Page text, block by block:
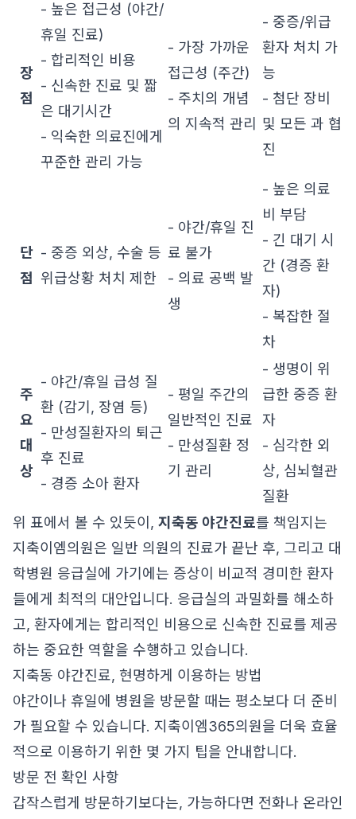
장
점
- 높은 접근성 (야간/
휴일 진료)
- 합리적인 비용
- 신속한 진료 및 짧
은 대기시간
- 익숙한 의료진에게
꾸준한 관리 가능
- 가장 가까운
접근성 (주간)
- 주치의 개념
의 지속적 관리
- 중증/위급
환자 처치 가
능
- 첨단 장비
및 모든 과 협
진
단
점
- 중증 외상, 수술 등
위급상황 처치 제한
- 야간/휴일 진
료 불가
- 의료 공백 발
생
- 높은 의료
비 부담
- 긴 대기 시
간 (경증 환
자)
- 복잡한 절
차
주
요
대
상
- 야간/휴일 급성 질
환 (감기, 장염 등)
- 만성질환자의 퇴근
후 진료
- 경증 소아 환자
- 평일 주간의
일반적인 진료
- 만성질환 정
기 관리
- 생명이 위
급한 중증 환
자
- 심각한 외
상, 심뇌혈관
질환
위 표에서 볼 수 있듯이, 지축동 야간진료를 책임지는
지축이엠의원은 일반 의원의 진료가 끝난 후, 그리고 대
학병원 응급실에 가기에는 증상이 비교적 경미한 환자
들에게 최적의 대안입니다. 응급실의 과밀화를 해소하
고, 환자에게는 합리적인 비용으로 신속한 진료를 제공
하는 중요한 역할을 수행하고 있습니다.
지축동 야간진료, 현명하게 이용하는 방법
야간이나 휴일에 병원을 방문할 때는 평소보다 더 준비
가 필요할 수 있습니다. 지축이엠365의원을 더욱 효율
적으로 이용하기 위한 몇 가지 팁을 안내합니다.
방문 전 확인 사항
갑작스럽게 방문하기보다는, 가능하다면 전화나 온라인